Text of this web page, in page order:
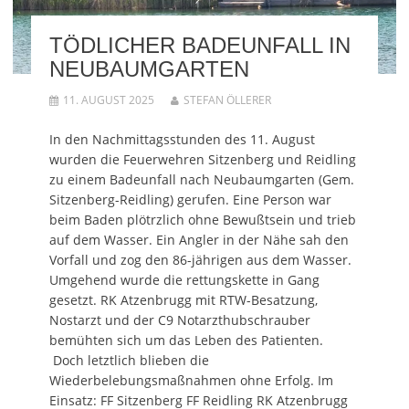
d
i
n
e
u
e
F
e
t
e
r
e
f
n
e
t
)
r
d
n
n
e
u
m
F
s
t
e
g
e
ö
n
e
t
)
m
F
n
s
t
e
g
e
f
n
e
t
)
i
r
n
n
e
m
n
s
t
g
e
ö
f
f
n
e
t
)
d
i
n
e
F
e
t
e
r
e
f
f
n
e
t
)
TÖDLICHER BADEUNFALL IN
NEUBAUMGARTEN
11. AUGUST 2025 STEFAN ÖLLERER
In den Nachmittagsstunden des 11. August
wurden die Feuerwehren Sitzenberg und Reidling
zu einem Badeunfall nach Neubaumgarten (Gem.
Sitzenberg-Reidling) gerufen. Eine Person war
beim Baden plötrzlich ohne Bewußtsein und trieb
auf dem Wasser. Ein Angler in der Nähe sah den
Vorfall und zog den 86-jährigen aus dem Wasser.
Umgehend wurde die rettungskette in Gang
gesetzt. RK Atzenbrugg mit RTW-Besatzung,
Nostarzt und der C9 Notarzthubschrauber
bemühten sich um das Leben des Patienten.
Doch letztlich blieben die
Wiederbelebungsmaßnahmen ohne Erfolg. Im
Einsatz: FF Sitzenberg FF Reidling RK Atzenbrugg